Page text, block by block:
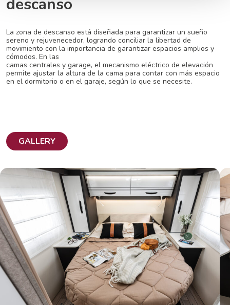
La zona de descanso está diseñada para garantizar un sueño
sereno y rejuvenecedor, logrando conciliar la libertad de
movimiento con la importancia de garantizar espacios amplios y
cómodos. En las
camas centrales y garage, el mecanismo eléctrico de elevación
permite ajustar la altura de la cama para contar con más espacio
en el dormitorio o en el garaje, según lo que se necesite.
GALLERY